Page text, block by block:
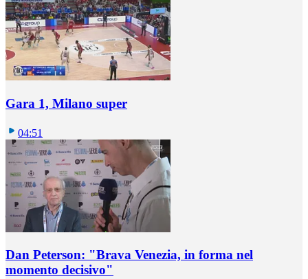
Gara 1, Milano super
04:51
Dan Peterson: "Brava Venezia, in forma nel
momento decisivo"